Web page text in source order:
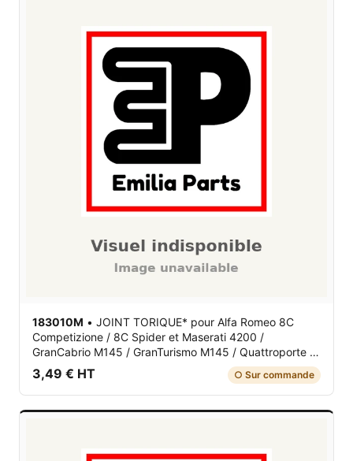
183010M • JOINT TORIQUE* pour Alfa Romeo 8C
Competizione / 8C Spider et Maserati 4200 /
GranCabrio M145 / GranTurismo M145 / Quattroporte V
M139
3,49 € HT ○ Sur commande